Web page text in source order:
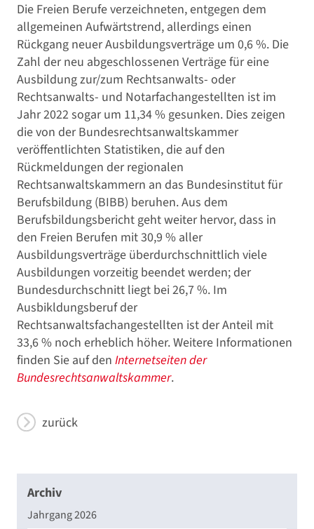
Die Freien Berufe verzeichneten, entgegen dem
allgemeinen Aufwärtstrend, allerdings einen
Rückgang neuer Ausbildungsverträge um 0,6 %. Die
Zahl der neu abgeschlossenen Verträge für eine
Ausbildung zur/zum Rechtsanwalts- oder
Rechtsanwalts- und Notarfachangestellten ist im
Jahr 2022 sogar um 11,34 % gesunken. Dies zeigen
die von der Bundesrechtsanwaltskammer
veröffentlichten Statistiken, die auf den
Rückmeldungen der regionalen
Rechtsanwaltskammern an das Bundesinstitut für
Berufsbildung (BIBB) beruhen. Aus dem
Berufsbildungsbericht geht weiter hervor, dass in
den Freien Berufen mit 30,9 % aller
Ausbildungsverträge überdurchschnittlich viele
Ausbildungen vorzeitig beendet werden; der
Bundesdurchschnitt liegt bei 26,7 %. Im
Ausbikldungsberuf der
Rechtsanwaltsfachangestellten ist der Anteil mit
33,6 % noch erheblich höher. Weitere Informationen
finden Sie auf den Internetseiten der
Bundesrechtsanwaltskammer.
zurück
Archiv
Jahrgang 2026